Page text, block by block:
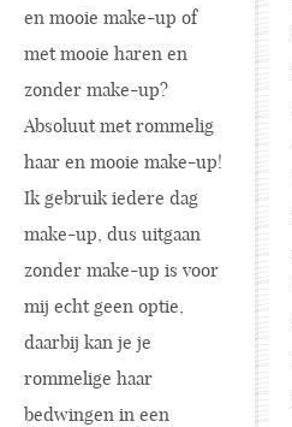
en mooie make-up of
met mooie haren en
zonder make-up?
Absoluut met rommelig
haar en mooie make-up!
Ik gebruik iedere dag
make-up, dus uitgaan
zonder make-up is voor
mij echt geen optie,
daarbij kan je je
rommelige haar
bedwingen in een